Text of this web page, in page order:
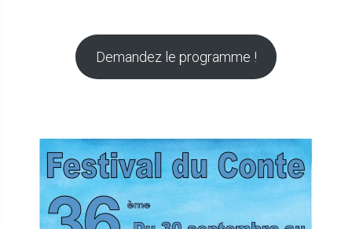
Demandez le programme !